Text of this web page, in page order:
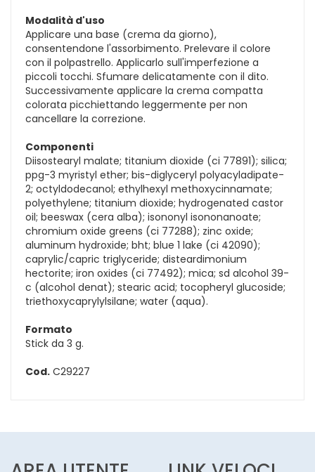
Modalità d'uso
Applicare una base (crema da giorno),
consentendone l'assorbimento. Prelevare il colore
con il polpastrello. Applicarlo sull'imperfezione a
piccoli tocchi. Sfumare delicatamente con il dito.
Successivamente applicare la crema compatta
colorata picchiettando leggermente per non
cancellare la correzione.
Componenti
Diisostearyl malate; titanium dioxide (ci 77891); silica;
ppg-3 myristyl ether; bis-diglyceryl polyacyladipate-
2; octyldodecanol; ethylhexyl methoxycinnamate;
polyethylene; titanium dioxide; hydrogenated castor
oil; beeswax (cera alba); isononyl isononanoate;
chromium oxide greens (ci 77288); zinc oxide;
aluminum hydroxide; bht; blue 1 lake (ci 42090);
caprylic/capric triglyceride; disteardimonium
hectorite; iron oxides (ci 77492); mica; sd alcohol 39-
c (alcohol denat); stearic acid; tocopheryl glucoside;
triethoxycaprylylsilane; water (aqua).
Formato
Stick da 3 g.
Cod. C29227